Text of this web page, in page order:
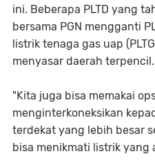
ini. Beberapa PLTD yang
bersama PGN mengganti
listrik tenaga gas uap
menyasar daerah terpencil.
"Kita juga bisa memakai
menginterkoneksikan
terdekat yang lebih besar
bisa menikmati listrik yang